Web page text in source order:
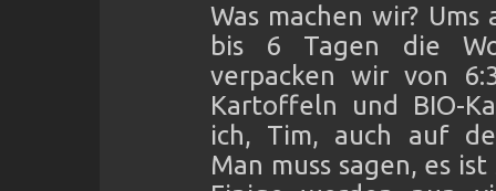
Was machen wir?
bis 6 Tagen die
verpacken wir von
Kartoffeln und BIO-
ich, Tim, auch auf
Man muss sagen, es